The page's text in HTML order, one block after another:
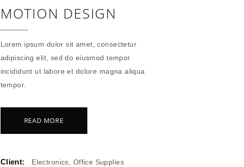
MOTION DESIGN
Lorem ipsum dolor sit amet, consectetur
adipiscing elit, sed do eiusmod tempor
incididunt ut labore et dolore magna aliqua
tempor.
READ MORE
Client: Electronics, Office Supplies